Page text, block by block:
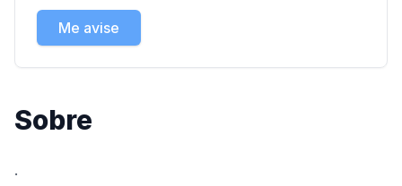
Me avise
Sobre
.